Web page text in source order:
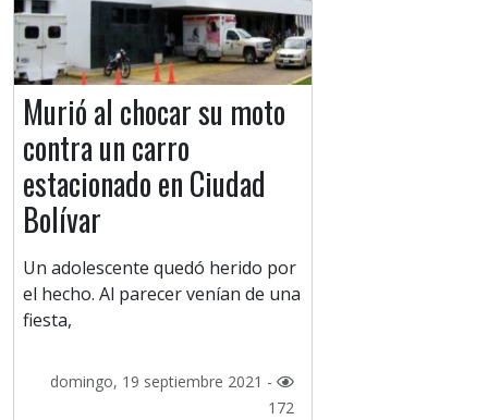
Murió al chocar su moto
contra un carro
estacionado en Ciudad
Bolívar
Un adolescente quedó herido por
el hecho. Al parecer venían de una
fiesta,
domingo, 19 septiembre 2021 -
172